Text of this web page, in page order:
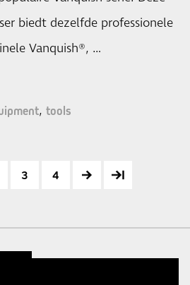
biedt dezelfde professionele
Vanquish®, …
tools
3 4